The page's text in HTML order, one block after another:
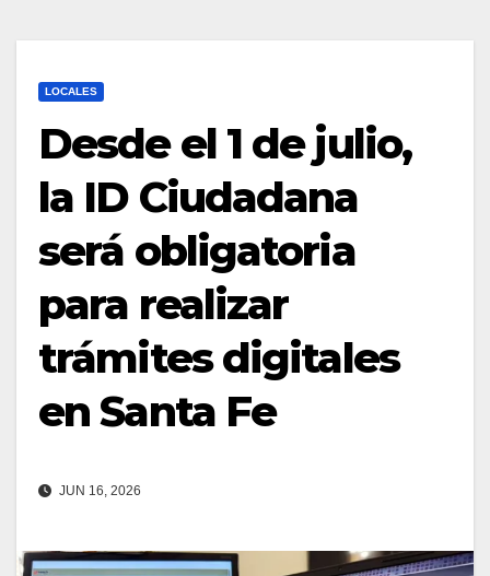
LOCALES
Desde el 1 de julio,
la ID Ciudadana
será obligatoria
para realizar
trámites digitales
en Santa Fe
JUN 16, 2026